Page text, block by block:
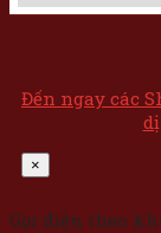
Đến ngay các
×
Gọi điện theo